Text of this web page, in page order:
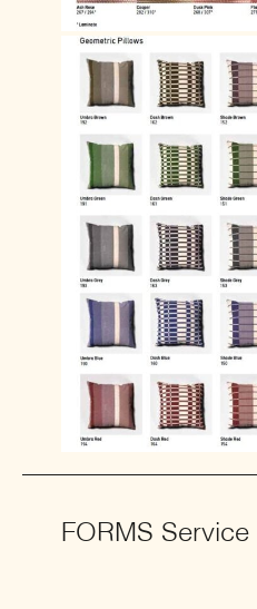
FORMS Service